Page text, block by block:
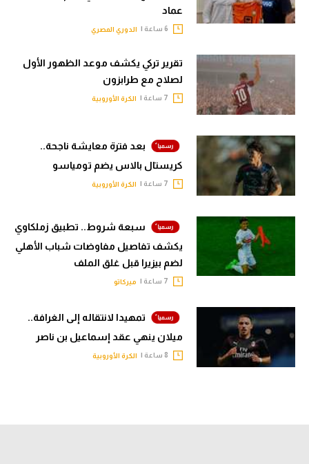
عماد
الدوري المصري
تقرير تركي يكشف موعد الظهور الأول
لصلاح مع طرابزون
الكرة الأوروبية
بعد فترة معايشة ناجحة..
كريستال بالاس يضم تومياسو
الكرة الأوروبية
سبعة شروط.. تطبيق زملكاوي
يكشف تفاصيل مفاوضات شباب الأهلي
لضم بيزيرا قبل غلق الملف
ميركاتو
تمهيدا لانتقاله إلى الغرافة..
ميلان ينهي عقد إسماعيل بن ناصر
الكرة الأوروبية